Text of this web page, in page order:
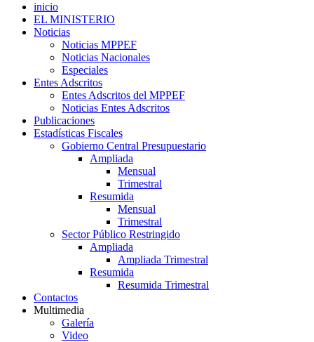
inicio
EL MINISTERIO
Noticias
Noticias MPPEF
Noticias Nacionales
Especiales
Entes Adscritos
Entes Adscritos del MPPEF
Noticias Entes Adscritos
Publicaciones
Estadísticas Fiscales
Gobierno Central Presupuestario
Ampliada
Mensual
Trimestral
Resumida
Mensual
Trimestral
Sector Público Restringido
Ampliada
Ampliada Trimestral
Resumida
Resumida Trimestral
Contactos
Multimedia
Galería
Video